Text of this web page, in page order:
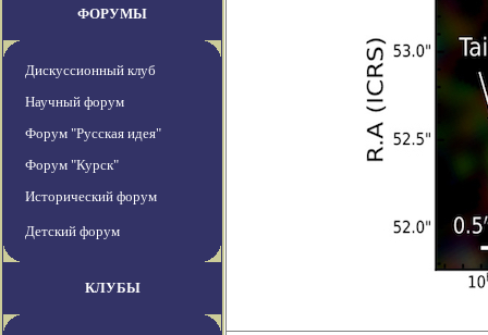
ФОРУМЫ
Дискуссионный клуб
Научный форум
Форум "Русская идея"
Форум "Курск"
Исторический форум
Детский форум
КЛУБЫ